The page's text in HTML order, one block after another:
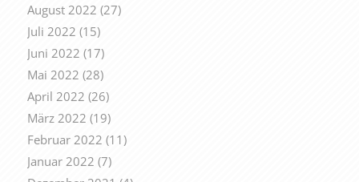
August 2022 (27)
Juli 2022 (15)
Juni 2022 (17)
Mai 2022 (28)
April 2022 (26)
März 2022 (19)
Februar 2022 (11)
Januar 2022 (7)